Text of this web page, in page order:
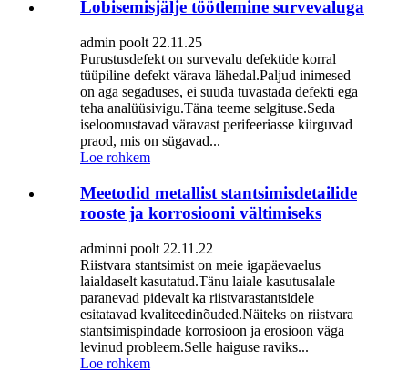
Lobisemisjälje töötlemine survevaluga
admin poolt 22.11.25
Purustusdefekt on survevalu defektide korral
tüüpiline defekt värava lähedal.Paljud inimesed
on aga segaduses, ei suuda tuvastada defekti ega
teha analüüsivigu.Täna teeme selgituse.Seda
iseloomustavad väravast perifeeriasse kiirguvad
praod, mis on sügavad...
Loe rohkem
Meetodid metallist stantsimisdetailide
rooste ja korrosiooni vältimiseks
adminni poolt 22.11.22
Riistvara stantsimist on meie igapäevaelus
laialdaselt kasutatud.Tänu laiale kasutusalale
paranevad pidevalt ka riistvarastantsidele
esitatavad kvaliteedinõuded.Näiteks on riistvara
stantsimispindade korrosioon ja erosioon väga
levinud probleem.Selle haiguse raviks...
Loe rohkem